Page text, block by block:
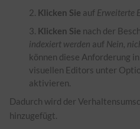
Klicken Sie auf Erweiterte
Klicken Sie nach der
indexiert werden auf Nein,
können diese Anforderung
visuellen Editors unter
aktivieren.
Dadurch wird der
hinzugefügt.